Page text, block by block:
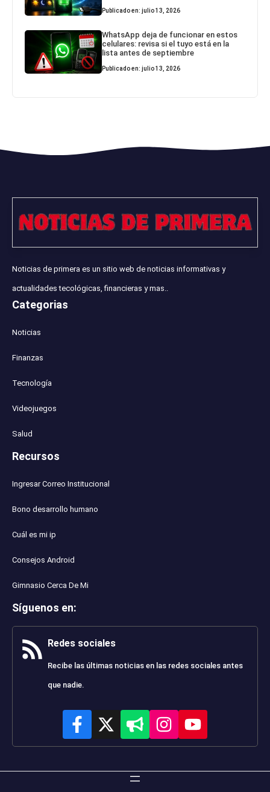
Publicado en: julio 13, 2026
WhatsApp deja de funcionar en estos
celulares: revisa si el tuyo está en la
lista antes de septiembre
Publicado en: julio 13, 2026
Noticias de primera es un sitio web de noticias informativas y
actualidades tecológicas, financieras y mas..
Categorias
Noticias
Finanzas
Tecnología
Videojuegos
Salud
Recursos
Ingresar Correo Institucional
Bono desarrollo humano
Cuál es mi ip
Consejos Android
Gimnasio Cerca De Mi
Síguenos en:
Redes sociales
Recibe las últimas noticias en las redes sociales antes
que nadie.